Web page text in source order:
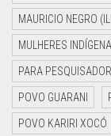
MAURICIO NEGRO
MULHERES
PARA
POVO GUARANI
POVO KARIRI XOCÓ